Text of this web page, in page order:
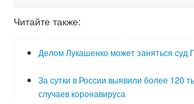
Читайте также:
Делом Лукашенко может заняться суд
За сутки в России выявили более 120
случаев коронавируса